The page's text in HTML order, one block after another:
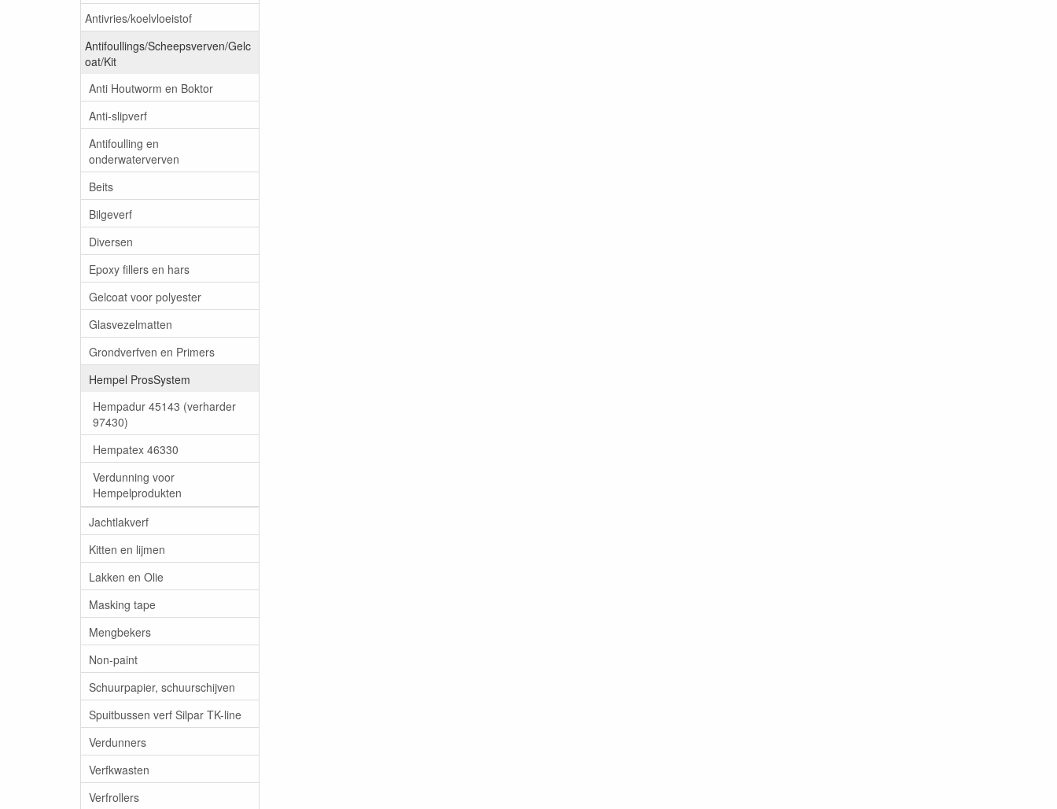
Antivries/koelvloeistof
Antifoullings/Scheepsverven/Gelc
oat/Kit
Anti Houtworm en Boktor
Anti-slipverf
Antifoulling en
onderwaterverven
Beits
Bilgeverf
Diversen
Epoxy fillers en hars
Gelcoat voor polyester
Glasvezelmatten
Grondverfven en Primers
Hempel ProsSystem
Hempadur 45143 (verharder
97430)
Hempatex 46330
Verdunning voor
Hempelprodukten
Jachtlakverf
Kitten en lijmen
Lakken en Olie
Masking tape
Mengbekers
Non-paint
Schuurpapier, schuurschijven
Spuitbussen verf Silpar TK-line
Verdunners
Verfkwasten
Verfrollers